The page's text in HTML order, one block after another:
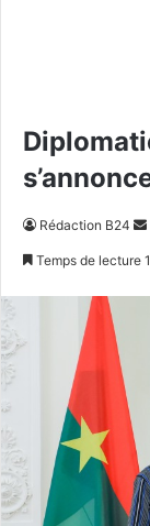
Rédaction B24
Temps de lecture